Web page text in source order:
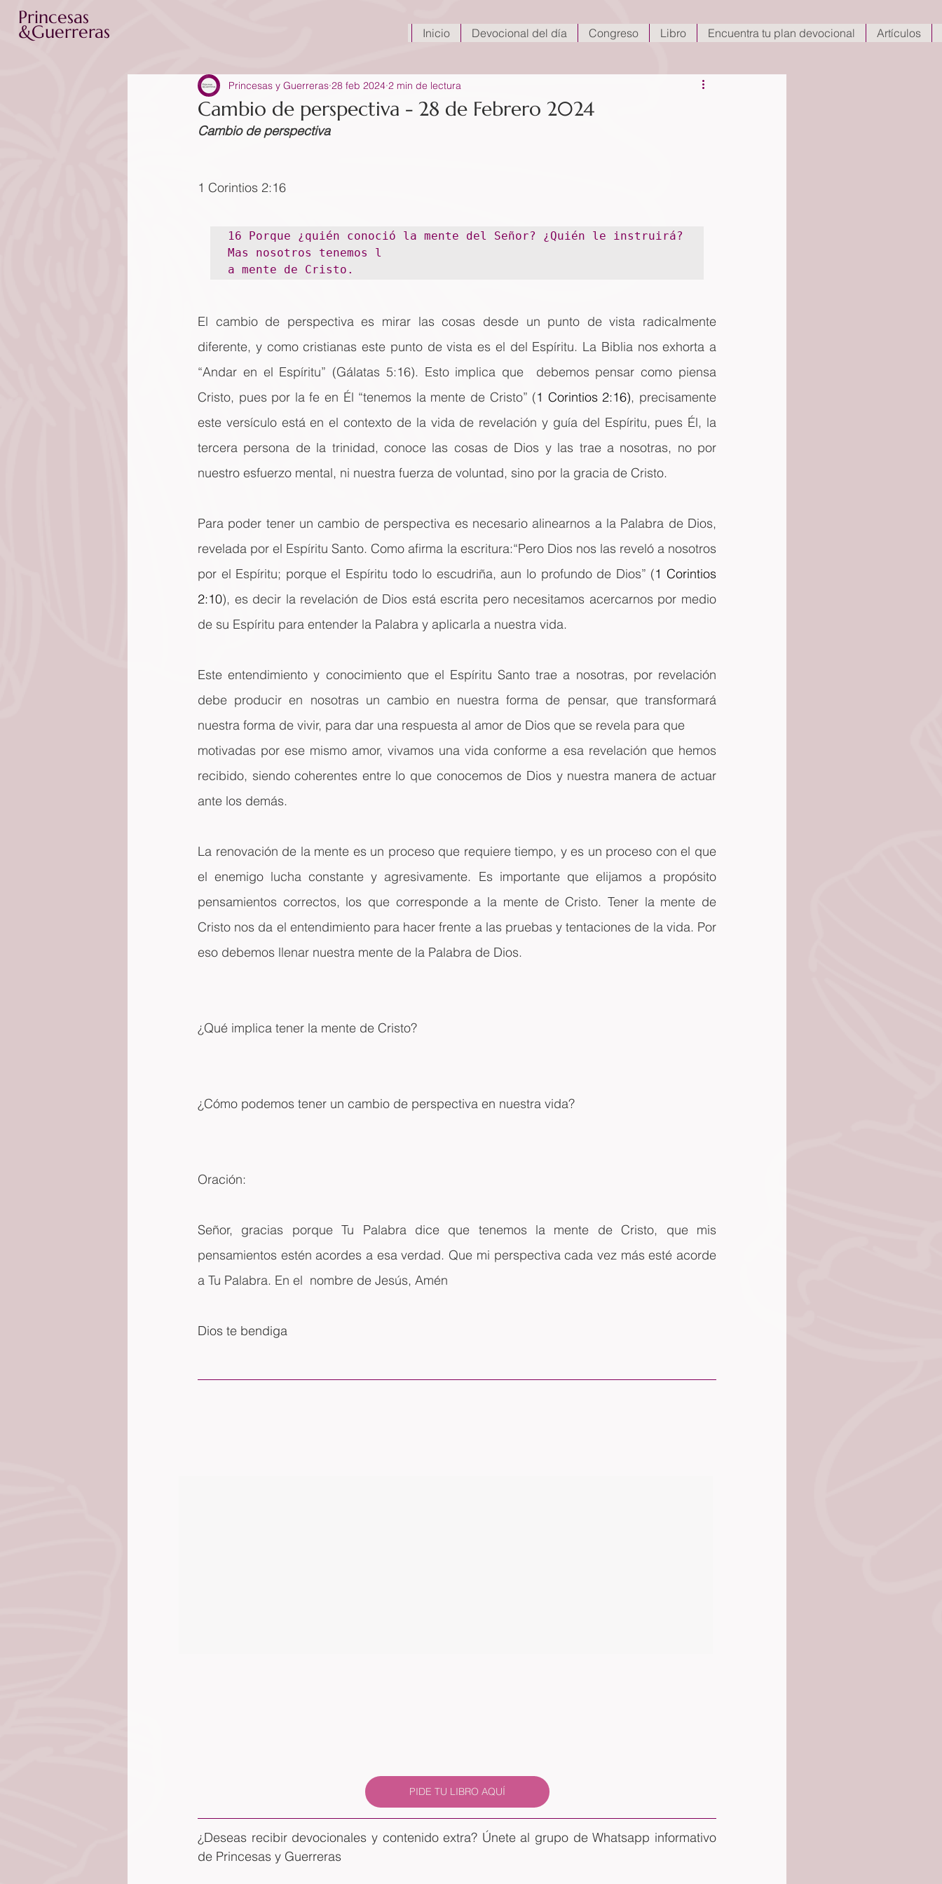
Princesas
&Guerreras Inicio Devocional del día Congreso Libro Encuentra tu plan devocional Artículos
Cambio de perspectiva - 28 de Febrero 2024
Princesas y Guerreras 28 feb 2024 2 min de lectura
Cambio de perspectiva
1 Corintios 2:16
16 Porque ¿quién conoció la mente del Señor? ¿Quién le instruirá?
Mas nosotros tenemos l
a mente de Cristo.
El cambio de perspectiva es mirar las cosas desde un punto de vista radicalmente
diferente, y como cristianas este punto de vista es el del Espíritu. La Biblia nos exhorta a
“Andar en el Espíritu” (Gálatas 5:16). Esto implica que  debemos pensar como piensa
Cristo, pues por la fe en Él “tenemos la mente de Cristo” (1 Corintios 2:16), precisamente
este versículo está en el contexto de la vida de revelación y guía del Espíritu, pues Él, la
tercera persona de la trinidad, conoce las cosas de Dios y las trae a nosotras, no por
nuestro esfuerzo mental, ni nuestra fuerza de voluntad, sino por la gracia de Cristo.
Para poder tener un cambio de perspectiva es necesario alinearnos a la Palabra de Dios,
revelada por el Espíritu Santo. Como afirma la escritura:“Pero Dios nos las reveló a nosotros
por el Espíritu; porque el Espíritu todo lo escudriña, aun lo profundo de Dios” (1 Corintios
2:10), es decir la revelación de Dios está escrita pero necesitamos acercarnos por medio
de su Espíritu para entender la Palabra y aplicarla a nuestra vida.
Este entendimiento y conocimiento que el Espíritu Santo trae a nosotras, por revelación
debe producir en nosotras un cambio en nuestra forma de pensar, que transformará
nuestra forma de vivir, para dar una respuesta al amor de Dios que se revela para que
motivadas por ese mismo amor, vivamos una vida conforme a esa revelación que hemos
recibido, siendo coherentes entre lo que conocemos de Dios y nuestra manera de actuar
ante los demás.
La renovación de la mente es un proceso que requiere tiempo, y es un proceso con el que
el enemigo lucha constante y agresivamente. Es importante que elijamos a propósito
pensamientos correctos, los que corresponde a la mente de Cristo. Tener la mente de
Cristo nos da el entendimiento para hacer frente a las pruebas y tentaciones de la vida. Por
eso debemos llenar nuestra mente de la Palabra de Dios.
¿Qué implica tener la mente de Cristo?
¿Cómo podemos tener un cambio de perspectiva en nuestra vida?
Oración:
Señor, gracias porque Tu Palabra dice que tenemos la mente de Cristo, que mis
pensamientos estén acordes a esa verdad. Que mi perspectiva cada vez más esté acorde
a Tu Palabra. En el  nombre de Jesús, Amén
Dios te bendiga
PIDE TU LIBRO AQUÍ
¿Deseas recibir devocionales y contenido extra? Únete al grupo de Whatsapp informativo
de Princesas y Guerreras